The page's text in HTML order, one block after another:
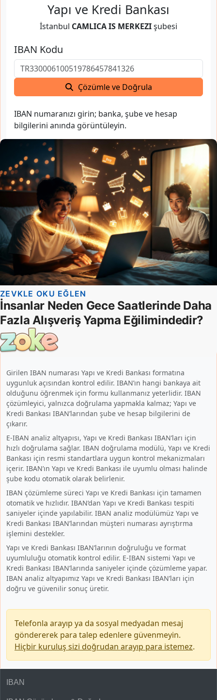
Yapı ve Kredi Bankası
İstanbul CAMLICA IS MERKEZIşubesi
IBAN Kodu
Çözümle ve Doğrula
IBAN numaranızı girin; banka, şube ve hesap
bilgilerini anında görüntüleyin.
Girilen IBAN numarası Yapı ve Kredi Bankası formatına
uygunluk açısından kontrol edilir. IBAN’ın hangi bankaya ait
olduğunu öğrenmek için formu kullanmanız yeterlidir. IBAN
çözümleyici, yalnızca doğrulama yapmakla kalmaz; Yapı ve
Kredi Bankası IBAN’larından şube ve hesap bilgilerini de
çıkarır.
E-IBAN analiz altyapısı, Yapı ve Kredi Bankası IBAN’ları için
hızlı doğrulama sağlar. IBAN doğrulama modülü, Yapı ve Kredi
Bankası için resmi standartlara uygun kontrol mekanizmaları
içerir. IBAN’ın Yapı ve Kredi Bankası ile uyumlu olması halinde
şube kodu otomatik olarak belirlenir.
IBAN çözümleme süreci Yapı ve Kredi Bankası için tamamen
otomatik ve hızlıdır. IBAN’dan Yapı ve Kredi Bankası tespiti
saniyeler içinde yapılabilir. IBAN analiz modülümüz Yapı ve
Kredi Bankası IBAN’larından müşteri numarası ayrıştırma
işlemini destekler.
Yapı ve Kredi Bankası IBAN’larının doğruluğu ve format
uyumluluğu otomatik kontrol edilir. E-IBAN sistemi Yapı ve
Kredi Bankası IBAN’larında saniyeler içinde çözümleme yapar.
IBAN analiz altyapımız Yapı ve Kredi Bankası IBAN’ları için
doğru ve güvenilir sonuç üretir.
Telefonla arayıp ya da sosyal medyadan mesaj
göndererek para talep edenlere güvenmeyin.
Hiçbir kuruluş sizi doğrudan arayıp para istemez.
IBAN